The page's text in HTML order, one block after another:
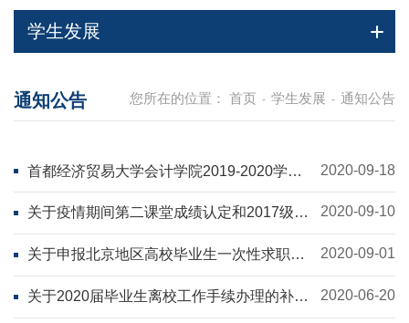
学生发展
您所在的位置： 首页 - 学生发展 - 通知公告
通知公告
首都经济贸易大学会计学院2019-2020学年
国家奖学金评选通知
2020-09-18
关于疫情期间第二课堂成绩认定和2017级学
生成绩自评的通知
2020-09-10
关于申报北京地区高校毕业生一次性求职创
业补贴的通知
2020-09-01
关于2020届毕业生离校工作手续办理的补充
通知
2020-06-20